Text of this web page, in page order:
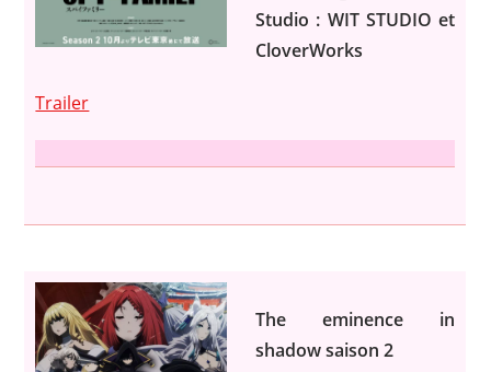
Studio : WIT STUDIO et
CloverWorks
Trailer
The eminence in
shadow saison 2